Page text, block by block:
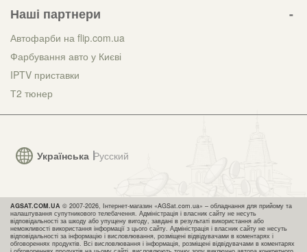
Українська Русский
Наші партнери
Автофарби на flip.com.ua
Фарбування авто у Києві
IPTV приставки
Т2 тюнер
AGSAT.COM.UA © 2007-2026, Інтернет-магазин «AGSat.com.ua» – обладнання для прийому та
налаштування супутникового телебачення. Адміністрація і власник сайту не несуть
відповідальності за шкоду або упущену вигоду, завдані в результаті використання або
неможливості використання інформації з цього сайту. Адміністрація і власник сайту не несуть
відповідальності за інформацію і висловлювання, розміщені відвідувачами в коментарях і
обговореннях продуктів. Всі висловлювання і інформація, розміщені відвідувачами в коментарях